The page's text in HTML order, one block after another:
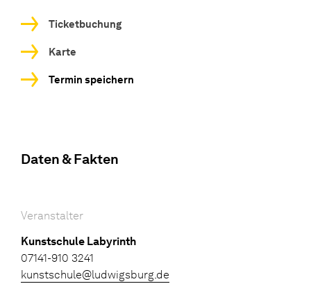
Ticketbuchung
Karte
Termin speichern
Daten & Fakten
Veranstalter
Kunstschule Labyrinth
07141-910 3241
kunstschule@ludwigsburg.de